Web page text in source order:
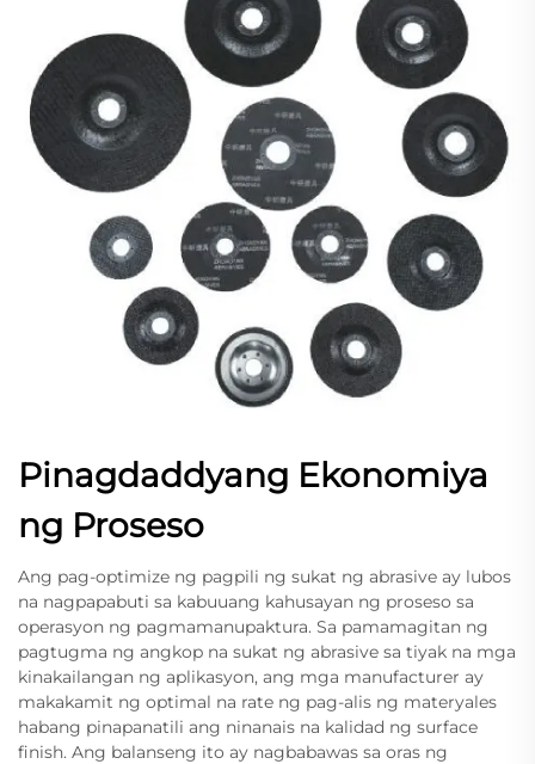
Pinagdaddyang Ekonomiya
ng Proseso
Ang pag-optimize ng pagpili ng sukat ng abrasive ay lubos
na nagpapabuti sa kabuuang kahusayan ng proseso sa
operasyon ng pagmamanupaktura. Sa pamamagitan ng
pagtugma ng angkop na sukat ng abrasive sa tiyak na mga
kinakailangan ng aplikasyon, ang mga manufacturer ay
makakamit ng optimal na rate ng pag-alis ng materyales
habang pinapanatili ang ninanais na kalidad ng surface
finish. Ang balanseng ito ay nagbabawas sa oras ng